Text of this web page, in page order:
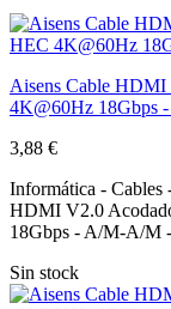
Aisens Cable HDMI
4K@60Hz 18Gbps
3,88 €
Informática -
HDMI V2.0
18Gbps - A/M-A/M
Sin stock